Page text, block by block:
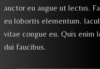
auctor eu augue ut lectus.
eu lobortis elementum.
vitae congue eu. Quis enim
dui faucibus.